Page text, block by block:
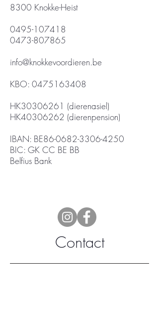
8300 Knokke-Heist
0495-107418
0473-807865
info@knokkevoordieren.be
KBO: 0475163408
HK30306261 (dierenasiel)
HK40306262 (dierenpension)
IBAN: BE86-0682-3306-4250
BIC: GK CC BE BB
Belfius Bank
Contact